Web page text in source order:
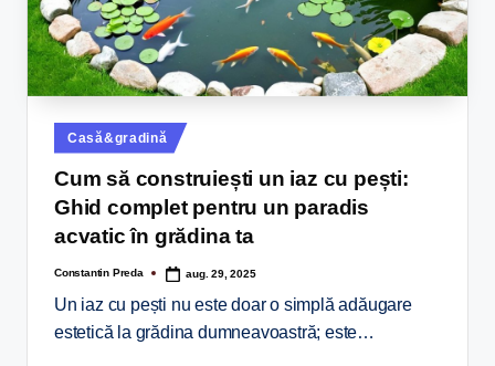
Casă&gradină
Cum să construiești un iaz cu pești:
Ghid complet pentru un paradis
acvatic în grădina ta
Constantin Preda aug. 29, 2025
Un iaz cu pești nu este doar o simplă adăugare
estetică la grădina dumneavoastră; este…